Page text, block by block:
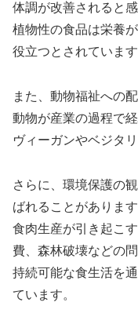
体調が改善されると感
植物性の食品は栄養
役立つとされています
また、動物福祉への
動物が産業の過程で
ヴィーガンやベジタ
さらに、環境保護の
ばれることがあります
食肉生産が引き起こ
費、森林破壊などの問
持続可能な食生活を
ています。